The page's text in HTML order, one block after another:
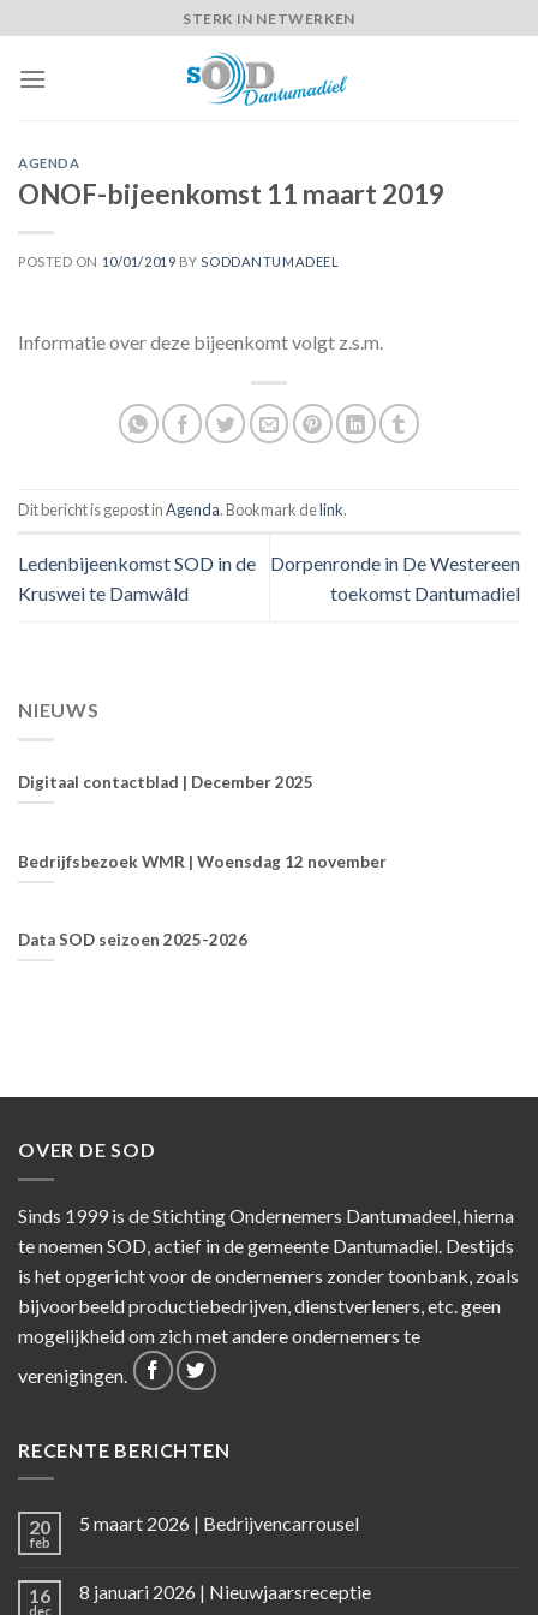
to
content
STERK IN NETWERKEN
AGENDA
ONOF-bijeenkomst 11 maart 2019
POSTED ON 10/01/2019 BY SODDANTUMADEEL
Informatie over deze bijeenkomt volgt z.s.m.
Dit bericht is gepost inAgenda. Bookmark delink.
Ledenbijeenkomst SOD in de
Kruswei te Damwâld
Dorpenronde in De Westereen
toekomst Dantumadiel
NIEUWS
Digitaal contactblad | December 2025
Bedrijfsbezoek WMR | Woensdag 12 november
Data SOD seizoen 2025-2026
OVER DE SOD
Sinds 1999 is de Stichting Ondernemers Dantumadeel, hierna
te noemen SOD, actief in de gemeente Dantumadiel. Destijds
is het opgericht voor de ondernemers zonder toonbank, zoals
bijvoorbeeld productiebedrijven, dienstverleners, etc. geen
mogelijkheid om zich met andere ondernemers te
verenigingen.
RECENTE BERICHTEN
20
feb
5 maart 2026 | Bedrijvencarrousel
16
dec
8 januari 2026 | Nieuwjaarsreceptie